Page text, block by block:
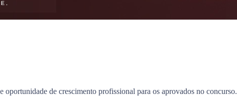
de crescimento profissional para os aprovados no concurso.